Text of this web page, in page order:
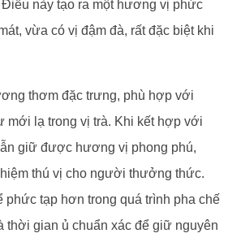
này tạo ra một hương vị phức
vừa có vị đậm đà, rất đặc biệt khi
thơm đặc trưng, phù hợp với
mới lạ trong vị trà. Khi kết hợp với
giữ được hương vị phong phú,
thú vị cho người thưởng thức.
phức tạp hơn trong quá trình pha chế
thời gian ủ chuẩn xác để giữ nguyên